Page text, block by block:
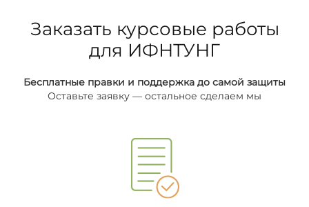
Заказать курсовые работы
для ИФНТУНГ
Бесплатные правки и поддержка до самой защиты
Оставьте заявку — остальное сделаем мы